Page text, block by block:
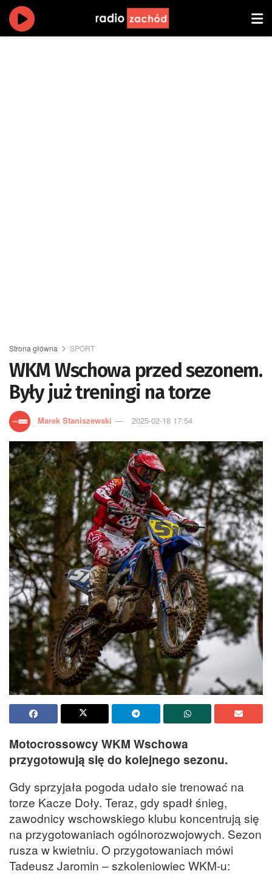
Strona główna SPORT
WKM Wschowa przed sezonem.
Były już treningi na torze
Marek Staniszewski 2025-02-18 17:54
Motocrossowcy WKM Wschowa
przygotowują się do kolejnego sezonu.
Gdy sprzyjała pogoda udało sie trenować na
torze Kacze Doły. Teraz, gdy spadł śnieg,
zawodnicy wschowskiego klubu koncentrują się
na przygotowaniach ogólnorozwojowych. Sezon
rusza w kwietniu. O przygotowaniach mówi
Tadeusz Jaromin – szkoleniowiec WKM-u: